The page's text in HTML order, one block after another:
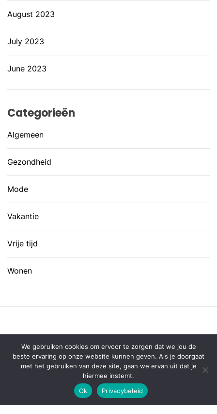
August 2023
July 2023
June 2023
Categorieën
Algemeen
Gezondheid
Mode
Vakantie
Vrije tijd
Wonen
We gebruiken cookies om ervoor te zorgen dat we jou de
beste ervaring op onze website kunnen geven. Als je doorgaat
met het gebruiken van deze site, gaan we ervan uit dat je
hiermee instemt.
Ok
Privacybeleid